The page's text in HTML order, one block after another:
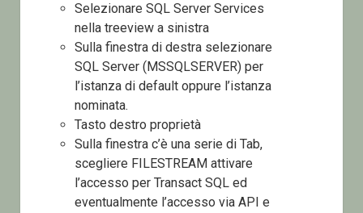
Selezionare SQL Server Services
nella treeview a sinistra
Sulla finestra di destra selezionare
SQL Server (MSSQLSERVER) per
l’istanza di default oppure l’istanza
nominata.
Tasto destro proprietà
Sulla finestra c’è una serie di Tab,
scegliere FILESTREAM attivare
l’accesso per Transact SQL ed
eventualmente l’accesso via API e